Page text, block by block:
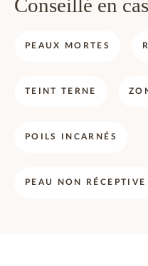
Conseillé en
PEAUX MORTES
TEINT TERNE
POILS INCARNÉS
PEAU NON